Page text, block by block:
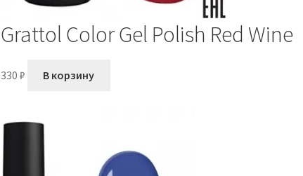
Grattol Color Gel Polish Red Wine
330 ₽ В корзину